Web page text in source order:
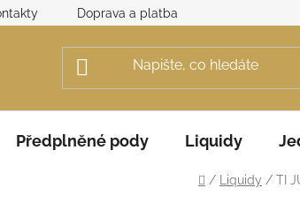
Doprava a platba
Předplněné pody Liquidy
Domů
/ Liquidy / TI